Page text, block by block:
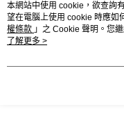
熱門標籤
本網站中使用 cookie，欲查詢
望在電腦上使用 cookie 時應如
權條款 」之 Cookie 聲明。您
用條款之 Cookie 聲明使用
了解更多 >